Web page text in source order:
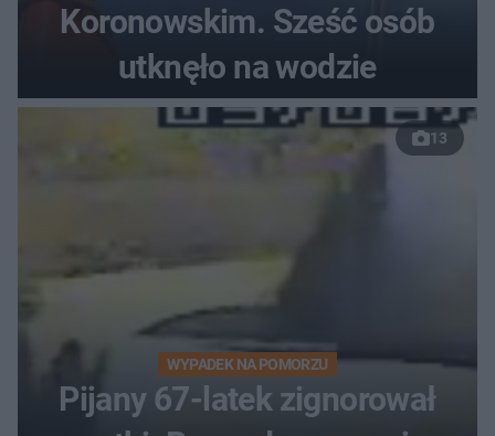
Koronowskim. Sześć osób
utknęło na wodzie
13
WYPADEK NA POMORZU
Pijany 67-latek zignorował